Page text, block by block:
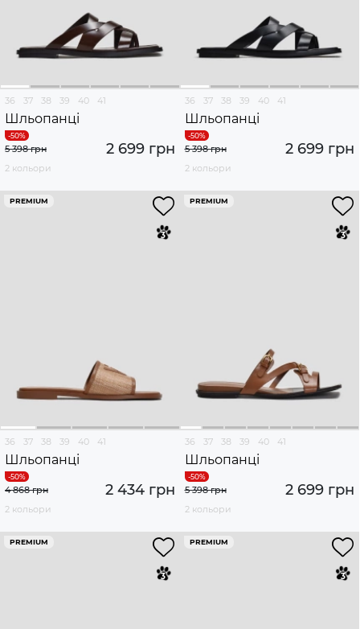
36 37 38 39 40 41
Шльопанці
2 699 грн
5 398 грн
2 кольори
36 37 38 39 40 41
Шльопанці
2 699 грн
5 398 грн
2 кольори
PREMIUM
36 37 38 39 40 41
Шльопанці
2 434 грн
4 868 грн
2 кольори
PREMIUM
36 37 38 39 40 41
Шльопанці
2 699 грн
5 398 грн
2 кольори
PREMIUM PREMIUM